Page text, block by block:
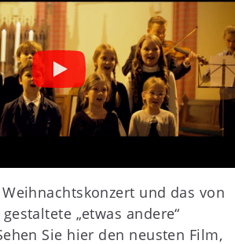
und das von
„etwas andere“
Sie hier den neusten Film,